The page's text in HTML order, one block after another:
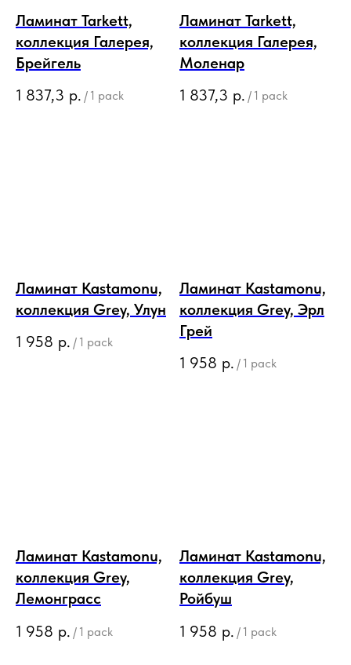
Ламинат Tarkett,
коллекция Галерея,
Брейгель
1 837,3 р. / 1 pack
Ламинат Tarkett,
коллекция Галерея,
Моленар
1 837,3 р. / 1 pack
Ламинат Kastamonu,
коллекция Grey, Улун
1 958 р. / 1 pack
Ламинат Kastamonu,
коллекция Grey, Эрл
Грей
1 958 р. / 1 pack
Ламинат Kastamonu,
коллекция Grey,
Лемонграсс
1 958 р. / 1 pack
Ламинат Kastamonu,
коллекция Grey,
Ройбуш
1 958 р. / 1 pack